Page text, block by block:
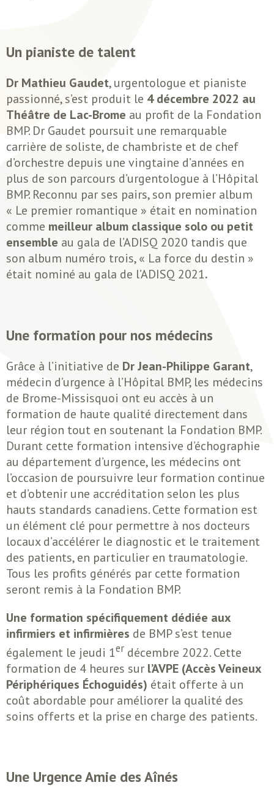
Un pianiste de talent
Dr Mathieu Gaudet, urgentologue et pianiste
passionné, s’est produit le 4 décembre 2022 au
Théâtre de Lac-Brome au profit de la Fondation
BMP. Dr Gaudet poursuit une remarquable
carrière de soliste, de chambriste et de chef
d’orchestre depuis une vingtaine d’années en
plus de son parcours d’urgentologue à l’Hôpital
BMP. Reconnu par ses pairs, son premier album
« Le premier romantique » était en nomination
comme meilleur album classique solo ou petit
ensemble au gala de l’ADISQ 2020 tandis que
son album numéro trois, « La force du destin »
était nominé au gala de l’ADISQ 2021.
Une formation pour nos médecins
Grâce à l’initiative de Dr Jean-Philippe Garant,
médecin d’urgence à l’Hôpital BMP, les médecins
de Brome-Missisquoi ont eu accès à un
formation de haute qualité directement dans
leur région tout en soutenant la Fondation BMP.
Durant cette formation intensive d’échographie
au département d’urgence, les médecins ont
l’occasion de poursuivre leur formation continue
et d’obtenir une accréditation selon les plus
hauts standards canadiens. Cette formation est
un élément clé pour permettre à nos docteurs
locaux d’accélérer le diagnostic et le traitement
des patients, en particulier en traumatologie.
Tous les profits générés par cette formation
seront remis à la Fondation BMP.
Une formation spécifiquement dédiée aux
infirmiers et infirmières de BMP s’est tenue
également le jeudi 1er décembre 2022. Cette
formation de 4 heures sur l’AVPE (Accès Veineux
Périphériques Échoguidés) était offerte à un
coût abordable pour améliorer la qualité des
soins offerts et la prise en charge des patients.
Une Urgence Amie des Aînés